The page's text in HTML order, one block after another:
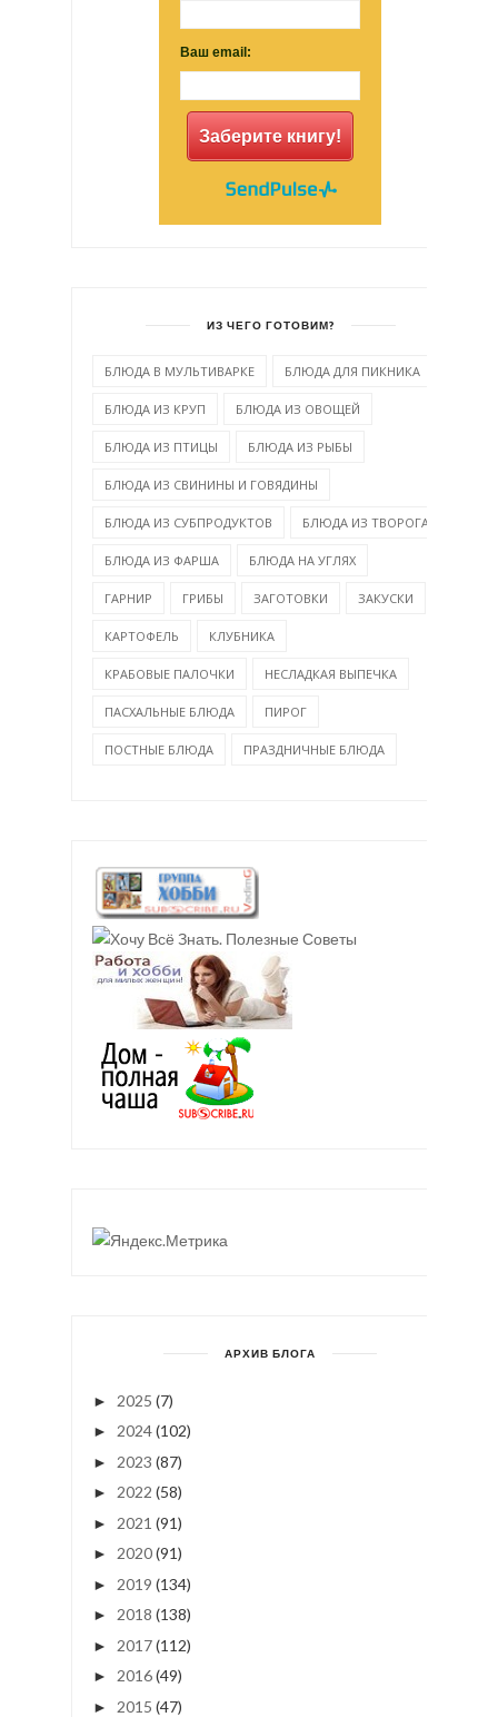
Ваш email:
Заберите книгу!
ИЗ ЧЕГО ГОТОВИМ?
БЛЮДА В МУЛЬТИВАРКЕ БЛЮДА ДЛЯ ПИКНИКА
БЛЮДА ИЗ КРУП БЛЮДА ИЗ ОВОЩЕЙ
БЛЮДА ИЗ ПТИЦЫ БЛЮДА ИЗ РЫБЫ
БЛЮДА ИЗ СВИНИНЫ И ГОВЯДИНЫ
БЛЮДА ИЗ СУБПРОДУКТОВ БЛЮДА ИЗ ТВОРОГА
БЛЮДА ИЗ ФАРША БЛЮДА НА УГЛЯХ
ГАРНИР ГРИБЫ ЗАГОТОВКИ ЗАКУСКИ
КАРТОФЕЛЬ КЛУБНИКА
КРАБОВЫЕ ПАЛОЧКИ НЕСЛАДКАЯ ВЫПЕЧКА
ПАСХАЛЬНЫЕ БЛЮДА ПИРОГ
ПОСТНЫЕ БЛЮДА ПРАЗДНИЧНЫЕ БЛЮДА
АРХИВ БЛОГА
► 2025 (7)
► 2024(102)
► 2023 (87)
► 2022 (58)
► 2021 (91)
► 2020(91)
► 2019 (134)
► 2018 (138)
► 2017(112)
► 2016(49)
► 2015 (47)